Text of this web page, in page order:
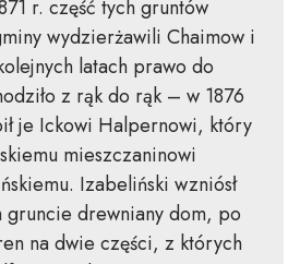
r. część tych gruntów
wydzierżawili Chaimow i
latach prawo do
z rąk do rąk – w 1876
je Ickowi Halpernowi, który
mieszczaninowi
Izabeliński wzniósł
gruncie drewniany dom, po
na dwie części, z których